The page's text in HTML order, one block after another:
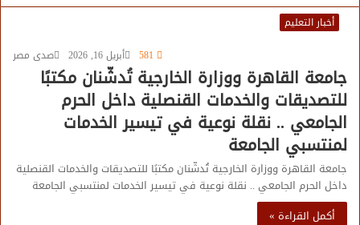
أخبار التعليم
صدى مصر
أبريل 16, 2026
جامعة القاهرة ووزارة الخارجية تُدشّنان مكتبًا
للتصديقات والخدمات القنصلية داخل الحرم
الجامعي .. نقلة نوعية في تيسير الخدمات
لمنتسبي الجامعة
جامعة القاهرة ووزارة الخارجية تُدشّنان مكتبًا للتصديقات والخدمات القنصلية
داخل الحرم الجامعي .. نقلة نوعية في تيسير الخدمات لمنتسبي الجامعة
أكمل القراءة »